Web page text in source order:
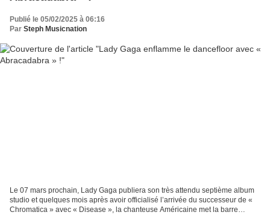
Publié le 05/02/2025 à 06:16
Par Steph Musicnation
Le 07 mars prochain, Lady Gaga publiera son très attendu septième album
studio et quelques mois après avoir officialisé l’arrivée du successeur de «
Chromatica » avec « Disease », la chanteuse Américaine met la barre